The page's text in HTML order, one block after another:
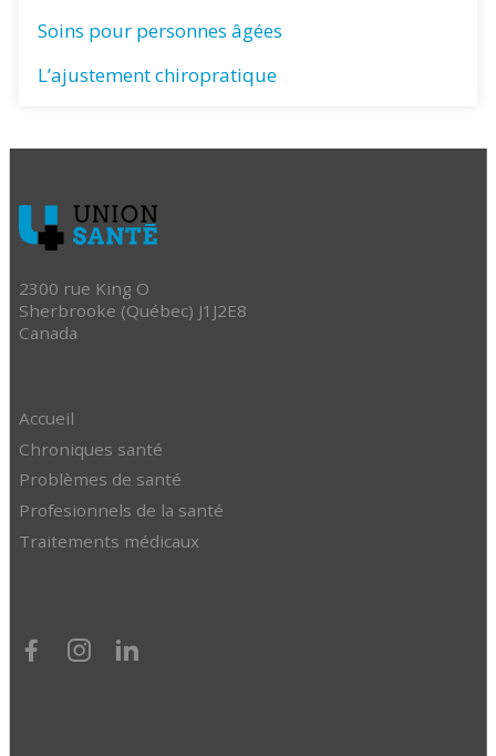
Soins pour personnes âgées
L’ajustement chiropratique
2300 rue King O
Sherbrooke (Québec) J1J2E8
Canada
Accueil
Chroniques santé
Problèmes de santé
Profesionnels de la santé
Traitements médicaux